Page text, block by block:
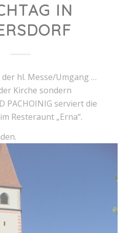
IN
der hl. Messe/Umgang …
Kirche sondern
PACHOINIG serviert die
Resteraunt „Erna“.